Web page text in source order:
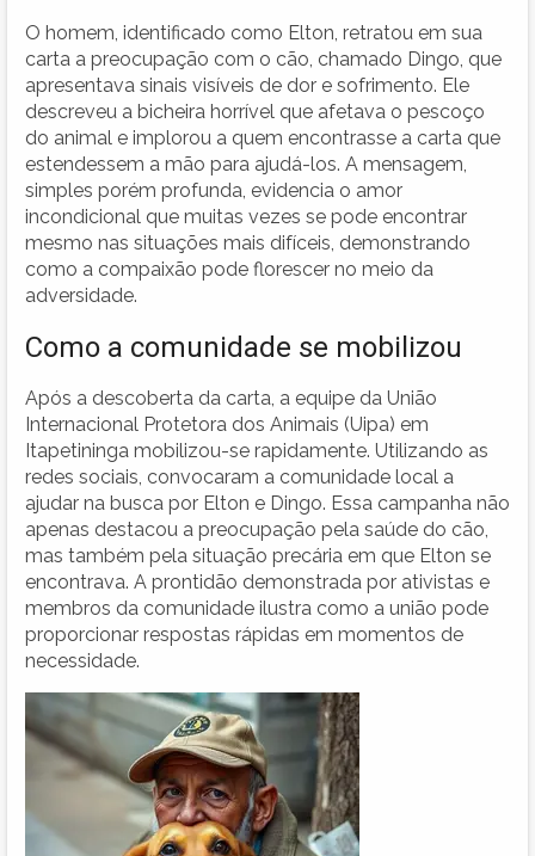
O homem, identificado como Elton, retratou em sua
carta a preocupação com o cão, chamado Dingo, que
apresentava sinais visíveis de dor e sofrimento. Ele
descreveu a bicheira horrível que afetava o pescoço
do animal e implorou a quem encontrasse a carta que
estendessem a mão para ajudá-los. A mensagem,
simples porém profunda, evidencia o amor
incondicional que muitas vezes se pode encontrar
mesmo nas situações mais difíceis, demonstrando
como a compaixão pode florescer no meio da
adversidade.
Como a comunidade se mobilizou
Após a descoberta da carta, a equipe da União
Internacional Protetora dos Animais (Uipa) em
Itapetininga mobilizou-se rapidamente. Utilizando as
redes sociais, convocaram a comunidade local a
ajudar na busca por Elton e Dingo. Essa campanha não
apenas destacou a preocupação pela saúde do cão,
mas também pela situação precária em que Elton se
encontrava. A prontidão demonstrada por ativistas e
membros da comunidade ilustra como a união pode
proporcionar respostas rápidas em momentos de
necessidade.